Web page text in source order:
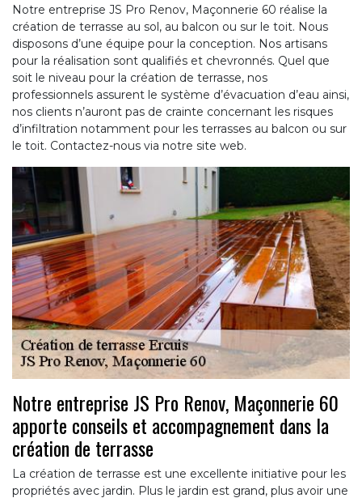
Notre entreprise JS Pro Renov, Maçonnerie 60 réalise la
création de terrasse au sol, au balcon ou sur le toit. Nous
disposons d’une équipe pour la conception. Nos artisans
pour la réalisation sont qualifiés et chevronnés. Quel que
soit le niveau pour la création de terrasse, nos
professionnels assurent le système d’évacuation d’eau ainsi,
nos clients n’auront pas de crainte concernant les risques
d’infiltration notamment pour les terrasses au balcon ou sur
le toit. Contactez-nous via notre site web.
Notre entreprise JS Pro Renov, Maçonnerie 60
apporte conseils et accompagnement dans la
création de terrasse
La création de terrasse est une excellente initiative pour les
propriétés avec jardin. Plus le jardin est grand, plus avoir une